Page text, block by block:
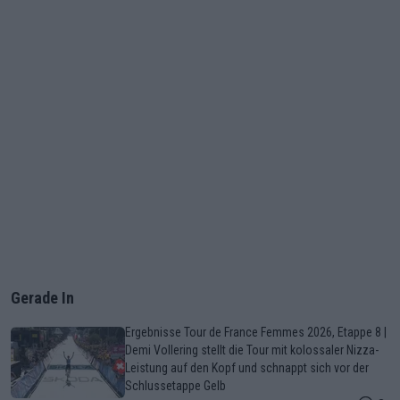
Gerade In
Ergebnisse Tour de France Femmes 2026, Etappe 8 |
Demi Vollering stellt die Tour mit kolossaler Nizza-
Leistung auf den Kopf und schnappt sich vor der
Schlussetappe Gelb